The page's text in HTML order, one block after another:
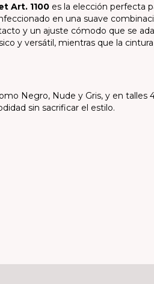
Art. 1100 es la elección perfecta
en una suave
y un ajuste cómodo que se
y versátil, mientras que la
Negro, Nude y Gris, y en talles
sin sacrificar el estilo.